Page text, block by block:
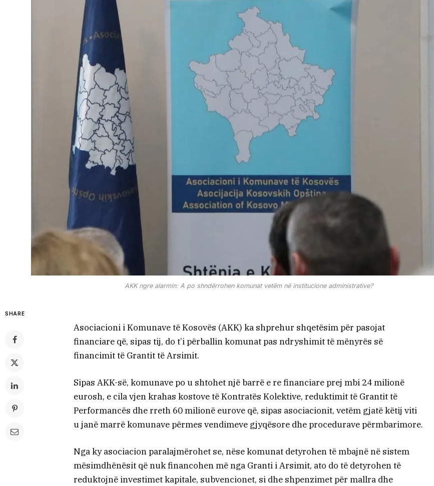
AKK ngre alarmin: A po shndërrohen komunat vetëm në institucione administrative?
SHARE
Asociacioni i Komunave të Kosovës (AKK) ka shprehur shqetësim për pasojat
financiare që, sipas tij, do t’i përballin komunat pas ndryshimit të mënyrës së
financimit të Grantit të Arsimit.
Sipas AKK-së, komunave po u shtohet një barrë e re financiare prej mbi 24 milionë
eurosh, e cila vjen krahas kostove të Kontratës Kolektive, reduktimit të Grantit të
Performancës dhe rreth 60 milionë eurove që, sipas asociacionit, vetëm gjatë këtij viti
u janë marrë komunave përmes vendimeve gjyqësore dhe procedurave përmbarimore.
Nga ky asociacion paralajmërohet se, nëse komunat detyrohen të mbajnë në sistem
mësimdhënësit që nuk financohen më nga Granti i Arsimit, ato do të detyrohen të
reduktojnë investimet kapitale, subvencionet, si dhe shpenzimet për mallra dhe